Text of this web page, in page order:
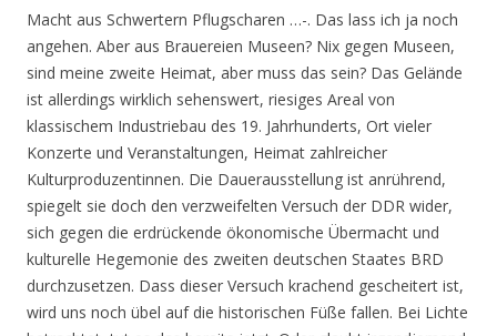
Macht aus Schwertern Pflugscharen …-. Das lass ich ja noch
angehen. Aber aus Brauereien Museen? Nix gegen Museen,
sind meine zweite Heimat, aber muss das sein? Das Gelände
ist allerdings wirklich sehenswert, riesiges Areal von
klassischem Industriebau des 19. Jahrhunderts, Ort vieler
Konzerte und Veranstaltungen, Heimat zahlreicher
Kulturproduzentinnen. Die Dauerausstellung ist anrührend,
spiegelt sie doch den verzweifelten Versuch der DDR wider,
sich gegen die erdrückende ökonomische Übermacht und
kulturelle Hegemonie des zweiten deutschen Staates BRD
durchzusetzen. Dass dieser Versuch krachend gescheitert ist,
wird uns noch übel auf die historischen Füße fallen. Bei Lichte